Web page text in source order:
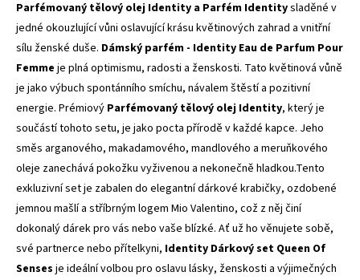
Parfémovaný tělový olej Identity a Parfém Identitysladěné v
jedné okouzlující vůni oslavující krásu květinových zahrad a vnitřní
sílu ženské duše. Dámský parfém - Identity Eau de Parfum Pour
Femme je plná optimismu, radosti a ženskosti. Tato květinová vůně
je jako výbuch spontánního smíchu, návalem štěstí a pozitivní
energie. Prémiový Parfémovaný tělový olej Identity, který je
součástí tohoto setu, je jako pocta přírodě v každé kapce. Jeho
směs arganového, makadamového, mandlového a meruňkového
oleje zanechává pokožku vyživenou a nekonečně hladkou.Tento
exkluzivní set je zabalen do elegantní dárkové krabičky, ozdobené
jemnou mašlí a stříbrným logem Mio Valentino, což z něj činí
dokonalý dárek pro vás nebo vaše blízké. Ať už ho věnujete sobě,
své partnerce nebo přítelkyni, Identity Dárkový set Queen Of
Senses je ideální volbou pro oslavu lásky, ženskosti a výjimečných